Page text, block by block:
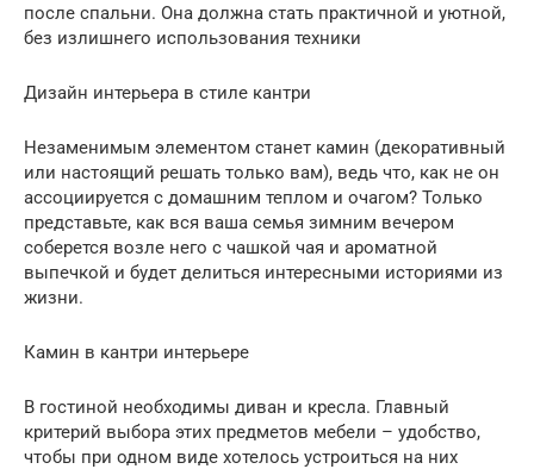
после спальни. Она должна стать практичной и уютной,
без излишнего использования техники
Дизайн интерьера в стиле кантри
Незаменимым элементом станет камин (декоративный
или настоящий решать только вам), ведь что, как не он
ассоциируется с домашним теплом и очагом? Только
представьте, как вся ваша семья зимним вечером
соберется возле него с чашкой чая и ароматной
выпечкой и будет делиться интересными историями из
жизни.
Камин в кантри интерьере
В гостиной необходимы диван и кресла. Главный
критерий выбора этих предметов мебели – удобство,
чтобы при одном виде хотелось устроиться на них